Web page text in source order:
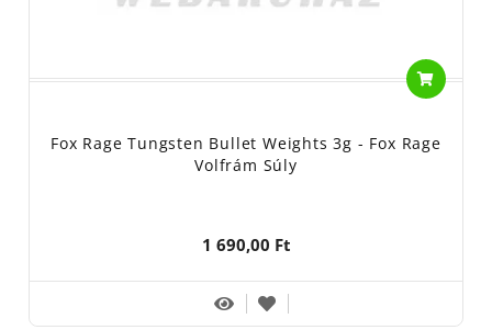
Fox Rage Tungsten Bullet Weights 3g - Fox Rage
Volfrám Súly
1 690,00 Ft